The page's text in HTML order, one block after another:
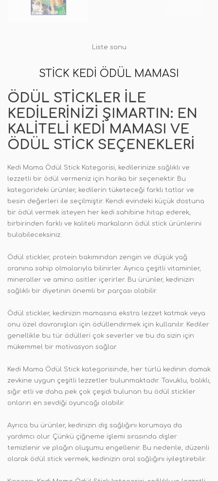
Liste sonu
STICK KEDI ÖDÜL MAMASI
ÖDÜL STICKLER ILE
KEDILERINIZI ŞIMARTIN: EN
KALITELI KEDI MAMASI VE
ÖDÜL STICK SEÇENEKLERI
Kedi Mama Ödül Stick Kategorisi, kedilerinize sağlıklı ve
lezzetli bir ödül vermeniz için harika bir seçenektir. Bu
kategorideki ürünler, kedilerin tüketeceği farklı tatlar ve
besin değerleri ile seçilmiştir. Kendi evindeki küçük dostuna
bir ödül vermek isteyen her kedi sahibine hitap ederek,
birbirinden farklı ve kaliteli markaların ödül stick ürünlerini
bulabileceksiniz.
Ödül stickler, protein bakımından zengin ve düşük yağ
oranına sahip olmalarıyla bilinirler. Ayrıca çeşitli vitaminler,
mineraller ve amino asitler içerirler. Bu ürünler, kedinizin
sağlıklı bir diyetinin önemli bir parçası olabilir.
Ödül stickler, kedinizin mamasına ekstra lezzet katmak veya
onu özel davranışları için ödüllendirmek için kullanılır. Kediler
genellikle bu tür ödülleri çok severler ve bu da sizin için
mükemmel bir motivasyon sağlar.
Kedi Mama Ödül Stick kategorisinde, her türlü kedinin damak
zevkine uygun çeşitli lezzetler bulunmaktadır. Tavuklu, balıklı,
sığır etli ve daha pek çok çeşidi bulunan bu ödül stickler
onların en sevdiği oyuncağı olabilir.
Ayrıca bu ürünler, kedinizin diş sağlığını korumaya da
yardımcı olur. Çünkü çiğneme işlemi sırasında dişler
temizlenir ve plağın oluşumu engellenir. Bu nedenle, düzenli
olarak ödül stick vermek, kedinizin oral sağlığını iyileştirebilir.